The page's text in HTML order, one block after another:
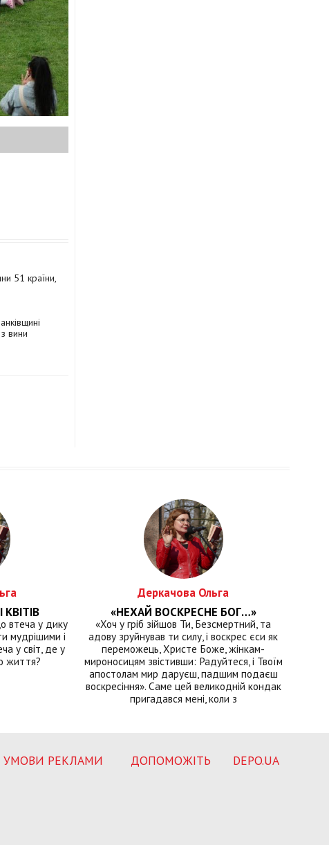
51 країни,
вини
КВІТІВ
втеча у дику
мудрішими і
у світ, де у
життя?
Деркачова Ольга
«НЕХАЙ ВОСКРЕСНЕ БОГ…»
«Хоч у гріб зійшов Ти, Безсмертний, та
адову зруйнував ти силу, і воскрес єси як
переможець, Христе Боже, жінкам-
мироносицям звістивши: Радуйтеся, і Твоїм
апостолам мир даруєш, падшим подаєш
воскресіння». Саме цей великодній кондак
пригадався мені, коли з
УМОВИ РЕКЛАМИ ДОПОМОЖІТЬ DEPO.UA